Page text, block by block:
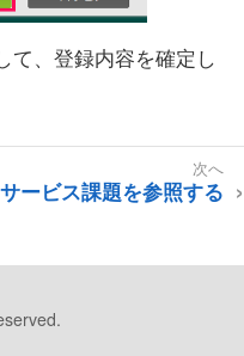
て、登録内容を確定し
サービス課題を参照する